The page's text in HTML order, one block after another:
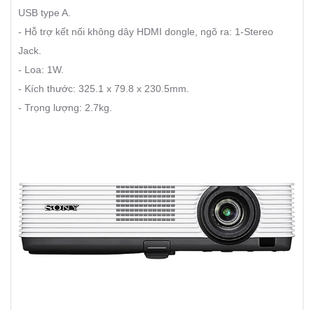
USB type A.
- Hỗ trợ kết nối không dây HDMI dongle, ngõ ra: 1-Stereo
Jack.
- Loa: 1W.
- Kích thước: 325.1 x 79.8 x 230.5mm.
- Trọng lượng: 2.7kg.